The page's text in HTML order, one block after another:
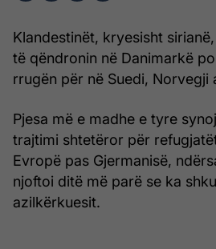
Klandestinët, kryesisht
të qëndronin në Danimarkë
rrugën për në Suedi, Norvegji
Pjesa më e madhe e tyre
trajtimi shtetëror për
Evropë pas Gjermanisë,
njoftoi ditë më parë se ka
azilkërkuesit.